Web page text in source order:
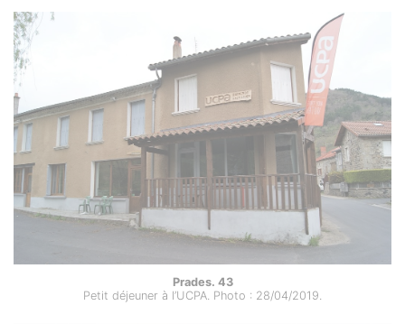
Prades. 43
Petit déjeuner à l’UCPA. Photo : 28/04/2019.